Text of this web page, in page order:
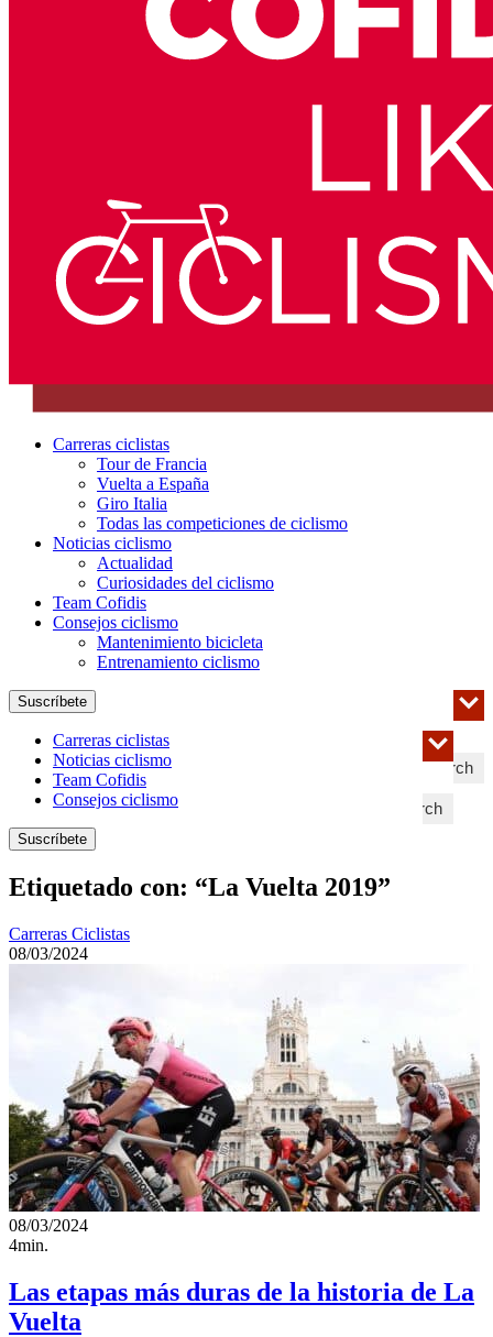
Carreras ciclistas
Tour de Francia
Vuelta a España
Giro Italia
Todas las competiciones de ciclismo
Noticias ciclismo
Actualidad
Curiosidades del ciclismo
Team Cofidis
Consejos ciclismo
Mantenimiento bicicleta
Entrenamiento ciclismo
Search
Suscríbete
Search
Carreras ciclistas
Noticias ciclismo
Team Cofidis
Consejos ciclismo
Suscríbete
Etiquetado con: “La Vuelta 2019”
Carreras Ciclistas
08/03/2024
08/03/2024
4min.
Las etapas más duras de la historia de La
Vuelta